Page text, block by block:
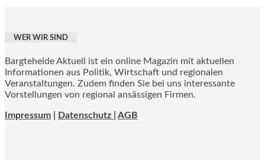
WER WIR SIND
Bargteheide Aktuell ist ein online Magazin mit aktuellen
Informationen aus Politik, Wirtschaft und regionalen
Veranstaltungen. Zudem finden Sie bei uns interessante
Vorstellungen von regional ansässigen Firmen.
Impressum Datenschutz | AGB